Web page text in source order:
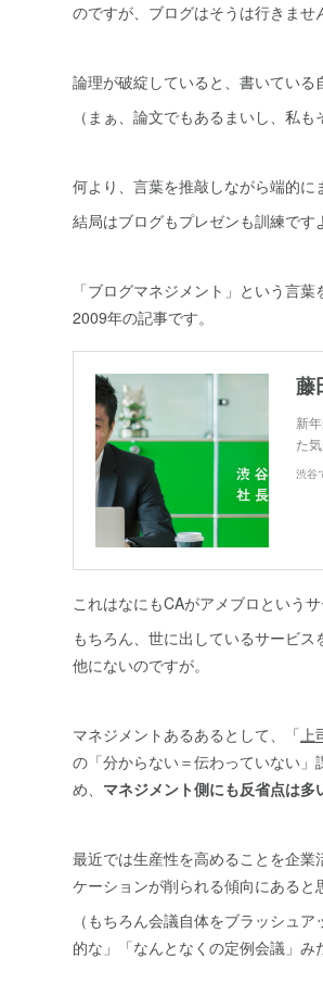
のですが、ブログはそうは行きませ
論理が破綻していると、書いている
（まぁ、論文でもあるまいし、私
何より、言葉を推敲しながら端的に
結局はブログもプレゼンも訓練です
「ブログマネジメント」という言
2009年の記事です。
藤
新
た
渋谷
これはなにもCAがアメブロという
もちろん、世に出しているサービ
他にないのですが。
マネジメントあるあるとして、「上
の「分からない＝伝わっていない
め、 マネジメント側にも反省点は多
最近では生産性を高めることを企
ケーションが削られる傾向にあると
（もちろん会議自体をブラッシュ
的な」「なんとなくの定例会議」み